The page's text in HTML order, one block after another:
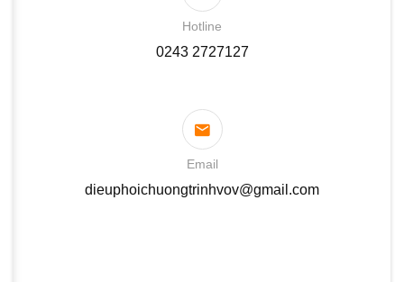
Hotline
0243 2727127
Email
dieuphoichuongtrinhvov@gmail.com